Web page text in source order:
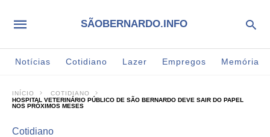
SÃOBERNARDO.INFO
Notícias Cotidiano Lazer Empregos Memória
INÍCIO
COTIDIANO
HOSPITAL VETERINÁRIO PÚBLICO DE SÃO BERNARDO DEVE SAIR DO PAPEL
NOS PRÓXIMOS MESES
Cotidiano